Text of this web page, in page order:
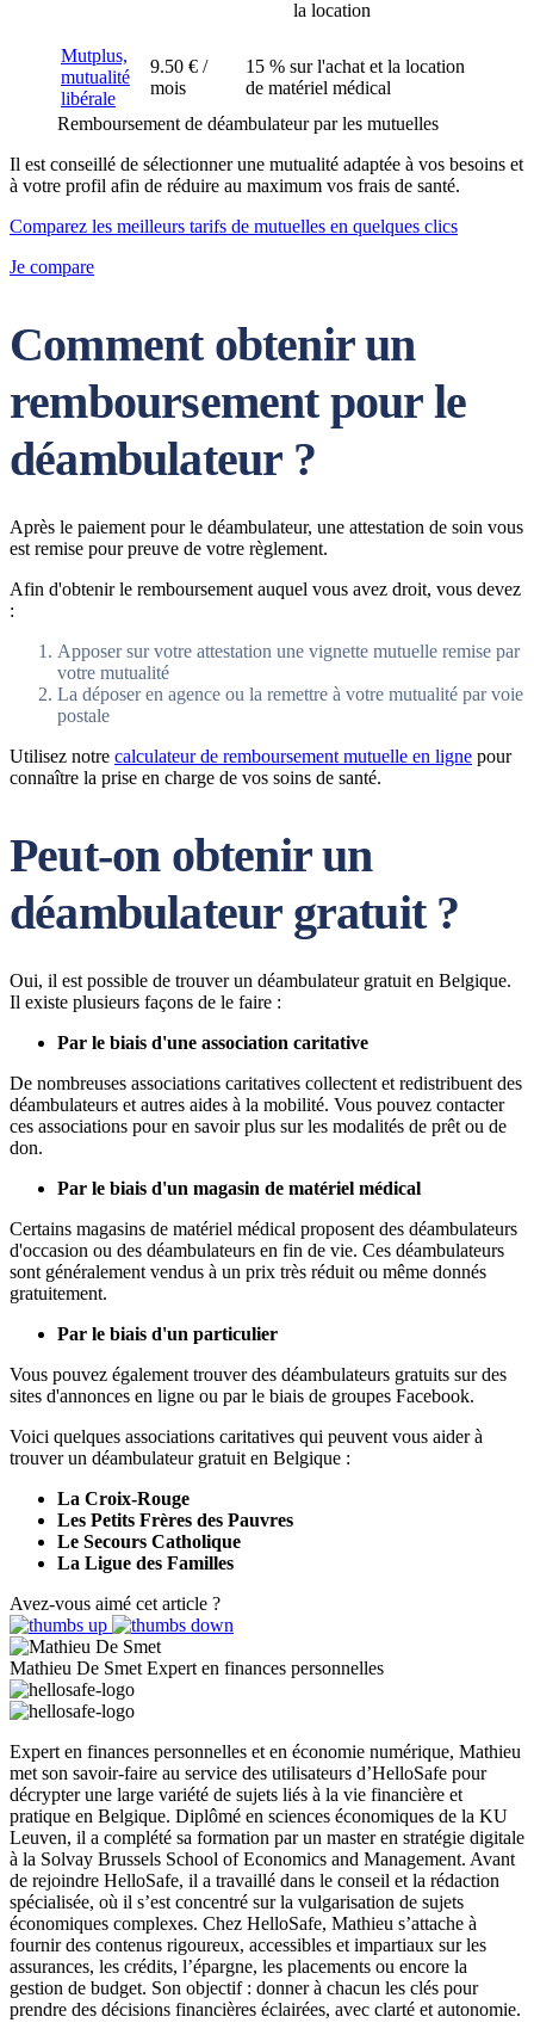
la location
Mutplus,
mutualité
libérale
9.50 € /
mois
15 % sur l'achat et la location
de matériel médical
Remboursement de déambulateur par les mutuelles
Il est conseillé de sélectionner une mutualité adaptée à vos besoins et
à votre profil afin de réduire au maximum vos frais de santé.
Comparez les meilleurs tarifs de mutuelles en quelques clics
Je compare
Comment obtenir un
remboursement pour le
déambulateur ?
Après le paiement pour le déambulateur, une attestation de soin vous
est remise pour preuve de votre règlement.
Afin d'obtenir le remboursement auquel vous avez droit, vous devez
:
Apposer sur votre attestation une vignette mutuelle remise par
votre mutualité
La déposer en agence ou la remettre à votre mutualité par voie
postale
Utilisez notre calculateur de remboursement mutuelle en ligne pour
connaître la prise en charge de vos soins de santé.
Peut-on obtenir un
déambulateur gratuit ?
Oui, il est possible de trouver un déambulateur gratuit en Belgique.
Il existe plusieurs façons de le faire :
Par le biais d'une association caritative
De nombreuses associations caritatives collectent et redistribuent des
déambulateurs et autres aides à la mobilité. Vous pouvez contacter
ces associations pour en savoir plus sur les modalités de prêt ou de
don.
Par le biais d'un magasin de matériel médical
Certains magasins de matériel médical proposent des déambulateurs
d'occasion ou des déambulateurs en fin de vie. Ces déambulateurs
sont généralement vendus à un prix très réduit ou même donnés
gratuitement.
Par le biais d'un particulier
Vous pouvez également trouver des déambulateurs gratuits sur des
sites d'annonces en ligne ou par le biais de groupes Facebook.
Voici quelques associations caritatives qui peuvent vous aider à
trouver un déambulateur gratuit en Belgique :
La Croix-Rouge
Les Petits Frères des Pauvres
Le Secours Catholique
La Ligue des Familles
Avez-vous aimé cet article ?
Mathieu De Smet Expert en finances personnelles
Expert en finances personnelles et en économie numérique, Mathieu
met son savoir-faire au service des utilisateurs d’HelloSafe pour
décrypter une large variété de sujets liés à la vie financière et
pratique en Belgique. Diplômé en sciences économiques de la KU
Leuven, il a complété sa formation par un master en stratégie digitale
à la Solvay Brussels School of Economics and Management. Avant
de rejoindre HelloSafe, il a travaillé dans le conseil et la rédaction
spécialisée, où il s’est concentré sur la vulgarisation de sujets
économiques complexes. Chez HelloSafe, Mathieu s’attache à
fournir des contenus rigoureux, accessibles et impartiaux sur les
assurances, les crédits, l’épargne, les placements ou encore la
gestion de budget. Son objectif : donner à chacun les clés pour
prendre des décisions financières éclairées, avec clarté et autonomie.